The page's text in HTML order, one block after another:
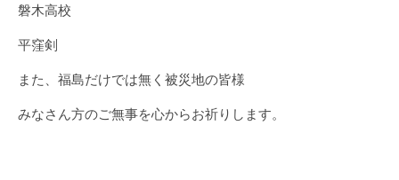
磐木高校
平窪剣
また、福島だけでは無く被災地の皆様
みなさん方のご無事を心からお祈りします。